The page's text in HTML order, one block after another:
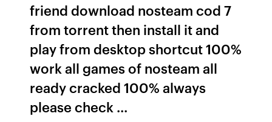
friend download nosteam cod 7
from torrent then install it and
play from desktop shortcut 100%
work all games of nosteam all
ready cracked 100% always
please check ...